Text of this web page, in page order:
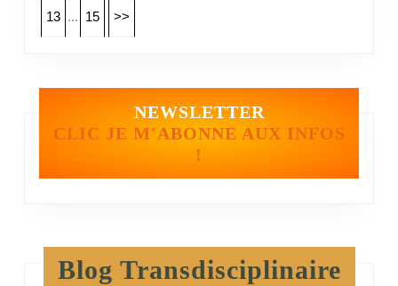
13 ... 15 >>
NEWSLETTER
CLIC JE M'ABONNE AUX INFOS
!
Blog Transdisciplinaire